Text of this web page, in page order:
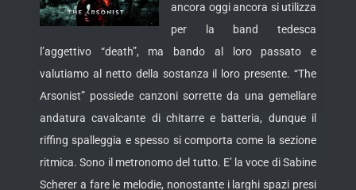
ancora oggi ancora si utilizza
per la band tedesca
l’aggettivo “death”, ma bando al loro passato e
valutiamo al netto della sostanza il loro presente. “The
Arsonist” possiede canzoni sorrette da una gemellare
andatura cavalcante di chitarre e batteria, dunque il
riffing spalleggia e spesso si comporta come la sezione
ritmica. Sono il metronomo del tutto. E’ la voce di Sabine
Scherer a fare le melodie, nonostante i larghi spazi presi